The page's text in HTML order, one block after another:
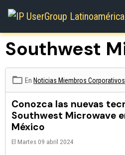
Southwest
En Noticias Miembros Corporativos
Conozca las nuevas
Southwest Microwave
México
El Martes 09 abril 2024